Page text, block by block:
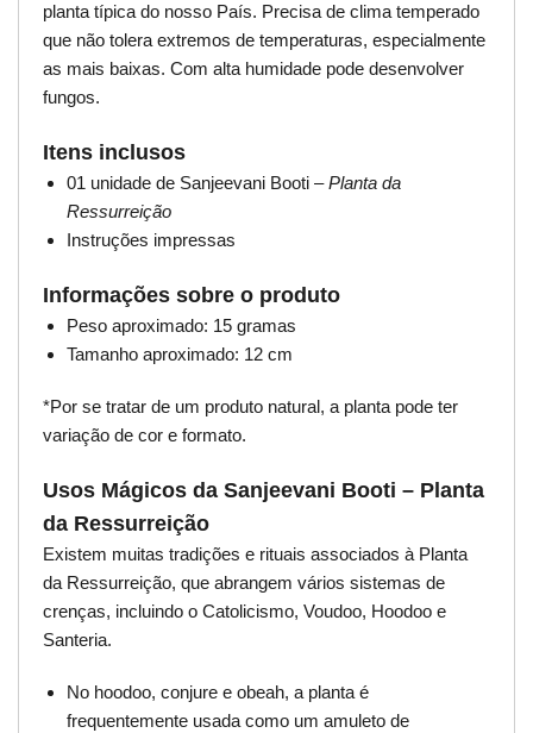
planta típica do nosso País. Precisa de clima temperado
que não tolera extremos de temperaturas, especialmente
as mais baixas. Com alta humidade pode desenvolver
fungos.
Itens inclusos
01 unidade de Sanjeevani Booti –Planta da
Ressurreição
Instruções impressas
Informações sobre o produto
Peso aproximado: 15 gramas
Tamanho aproximado: 12 cm
*Por se tratar de um produto natural, a planta pode ter
variação de cor e formato.
Usos Mágicos da Sanjeevani Booti – Planta
da Ressurreição
Existem muitas tradições e rituais associados à Planta
da Ressurreição, que abrangem vários sistemas de
crenças, incluindo o Catolicismo, Voudoo, Hoodoo e
Santeria.
No hoodoo, conjure e obeah, a planta é
frequentemente usada como um amuleto de